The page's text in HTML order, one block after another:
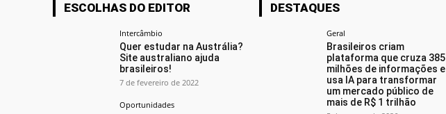
ESCOLHAS DO EDITOR
Intercâmbio
Quer estudar na Austrália?
Site australiano ajuda
brasileiros!
7 de fevereiro de 2022
Oportunidades
DESTAQUES
Geral
Brasileiros criam
plataforma que cruza 385
milhões de informações e
usa IA para transformar
um mercado público de
mais de R$ 1 trilhão